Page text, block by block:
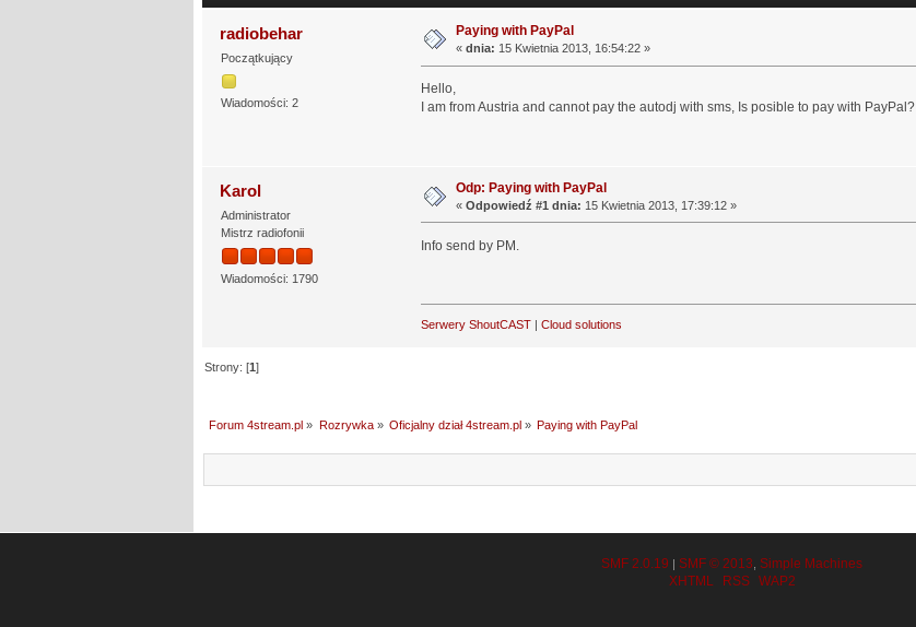
radiobehar
Początkujący
Wiadomości: 2
Paying with PayPal
« dnia: 15 Kwietnia 2013, 16:54:22 »
Hello,
I am from Austria and cannot pay the autodj with sms, Isposible to pay with PayPal?
Karol
Administrator
Mistrz radiofonii
Wiadomości: 1790
Odp: Paying with PayPal
« Odpowiedź #1 dnia: 15 Kwietnia 2013, 17:39:12 »
Info send by PM.
Serwery ShoutCAST| Cloud solutions
Strony: [1]
Forum 4stream.pl » Rozrywka» Oficjalny dział 4stream.pl» Paying with PayPal
SMF 2.0.19 | SMF © 2013 Simple Machines
XHTML
RSS WAP2